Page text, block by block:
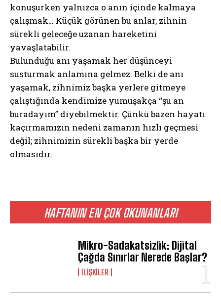
Gizlilik politikasınıokudum, onaylıyorum.
HAFTANIN EN ÇOK OKUNANLARI
Mikro-Sadakatsizlik: Dijital
Çağda Sınırlar Nerede Başlar?
İLIŞKILER
konuşurken yalnızca o anın içinde kalmaya
çalışmak… Küçük görünen bu anlar, zihnin
sürekli geleceğe uzanan hareketini
yavaşlatabilir.
Bulunduğu anı yaşamak her düşünceyi
susturmak anlamına gelmez. Belki de anı
yaşamak, zihnimiz başka yerlere gitmeye
çalıştığında kendimize yumuşakça “şu an
buradayım” diyebilmektir. Çünkü bazen hayatı
kaçırmamızın nedeni zamanın hızlı geçmesi
değil; zihnimizin sürekli başka bir yerde
olmasıdır.